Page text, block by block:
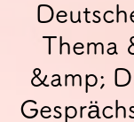
Thema
&amp;